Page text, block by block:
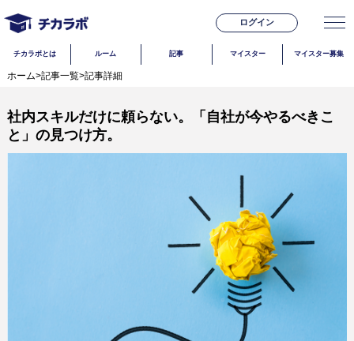
ログイン
チカラボとは ルーム 記事 マイスター マイスター募集
ホーム>記事一覧>記事詳細
社内スキルだけに頼らない。「自社が今やるべきこ
と」の見つけ方。